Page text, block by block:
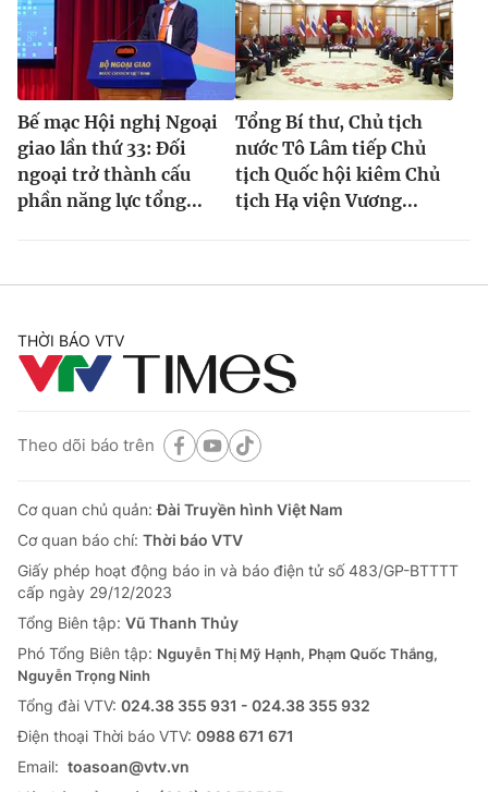
Bế mạc Hội nghị Ngoại
giao lần thứ 33: Đối
ngoại trở thành cấu
phần năng lực tổng...
Tổng Bí thư, Chủ tịch
nước Tô Lâm tiếp Chủ
tịch Quốc hội kiêm Chủ
tịch Hạ viện Vương...
THỜI BÁO VTV
Theo dõi báo trên
Cơ quan chủ quản:Đài Truyền hình Việt Nam
Cơ quan báo chí: Thời báo VTV
Giấy phép hoạt động báo in và báo điện tử số 483/GP-BTTTT
cấp ngày 29/12/2023
Tổng Biên tập: Vũ Thanh Thủy
Phó Tổng Biên tập: Nguyễn Thị Mỹ Hạnh, Phạm Quốc Thắng,
Nguyễn Trọng Ninh
Tổng đài VTV: 024.38 355 931 - 024.38 355 932
Ðiện thoại Thời báo VTV: 0988 671 671
Email: toasoan@vtv.vn